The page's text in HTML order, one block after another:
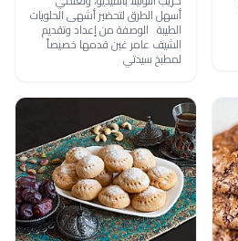
أسهل الطرق لتحضير أشهى الحلويات
الطيبة الوصفة من إعداد وتقديم
الشيف عامر غبن قدمها خصيصاً
لمطبخ سيدتي